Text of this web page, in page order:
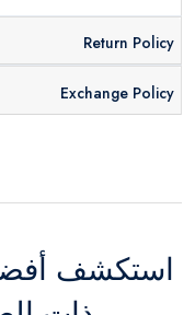
Return Policy
Exchange Policy
استكشف